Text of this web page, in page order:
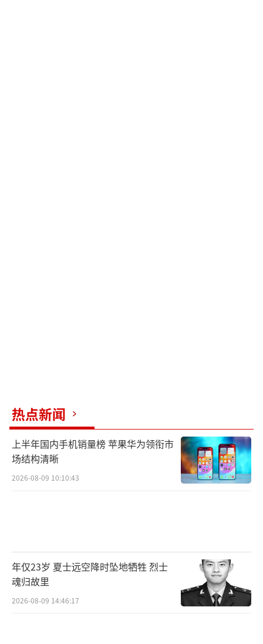
热点新闻
上半年国内手机销量榜 苹果华为领衔市
场结构清晰
2026-08-09 10:10:43
年仅23岁 夏士远空降时坠地牺牲 烈士
魂归故里
2026-08-09 14:46:17